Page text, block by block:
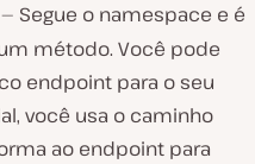
Segue o namespace e é
método. Você pode
endpoint para o seu
você usa o caminho
ao endpoint para